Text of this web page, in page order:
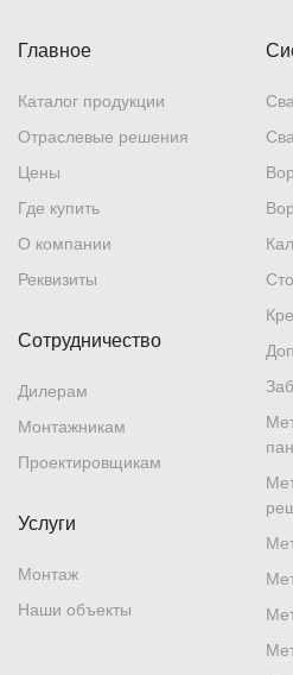
Главное
Каталог продукции
Отраслевые решения
Цены
Где купить
О компании
Реквизиты
Сотрудничество
Дилерам
Монтажникам
Проектировщикам
Услуги
Монтаж
Наши объекты